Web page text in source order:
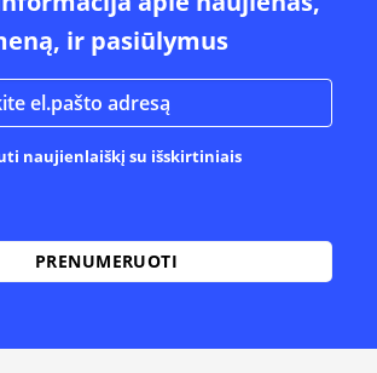
ir pasiūlymus
naujienlaiškį su išskirtiniais